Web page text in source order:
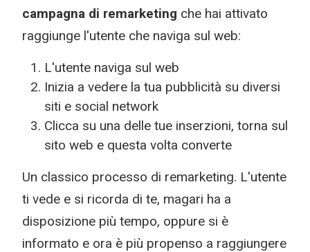
campagna di remarketing che hai attivato
raggiunge l'utente che naviga sul web:
L'utente naviga sul web
Inizia a vedere la tua pubblicità su diversi
siti e social network
Clicca su una delle tue inserzioni, torna sul
sito web e questa volta converte
Un classico processo di remarketing. L'utente
ti vede e si ricorda di te, magari ha a
disposizione più tempo, oppure si è
informato e ora è più propenso a raggiungere